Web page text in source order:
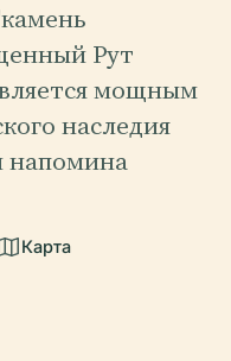
Рут
мощным
наследия
напомина
Карта